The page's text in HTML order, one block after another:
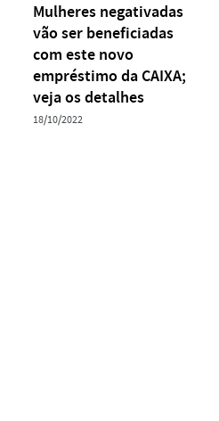
Mulheres negativadas
vão ser beneficiadas
com este novo
empréstimo da CAIXA;
veja os detalhes
18/10/2022